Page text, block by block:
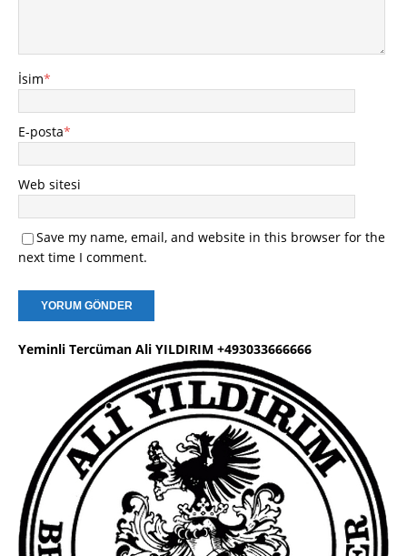
İsim*
E-posta*
Web sitesi
Save my name, email, and website in this browser for the
next time I comment.
Yeminli Tercüman Ali YILDIRIM +493033666666